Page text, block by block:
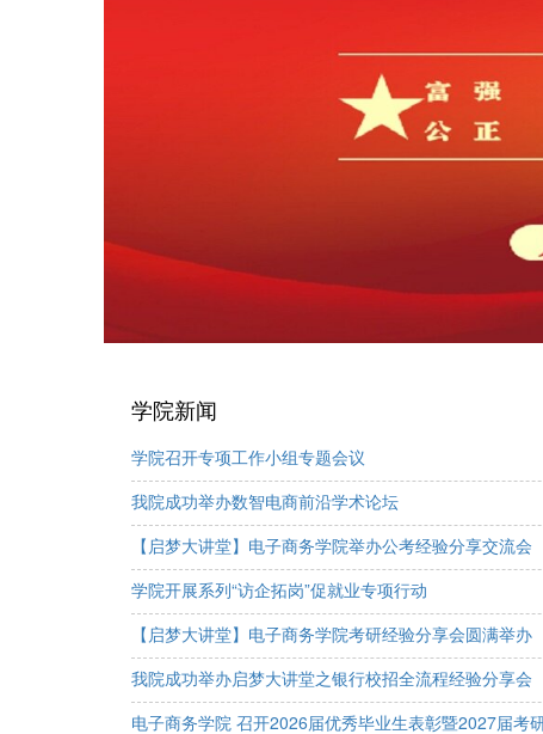
学院新闻
学院召开专项工作小组专题会议
我院成功举办数智电商前沿学术论坛
【启梦大讲堂】电子商务学院举办公考经验分享交流会
学院开展系列“访企拓岗”促就业专项行动
【启梦大讲堂】电子商务学院考研经验分享会圆满举办
我院成功举办启梦大讲堂之银行校招全流程经验分享会